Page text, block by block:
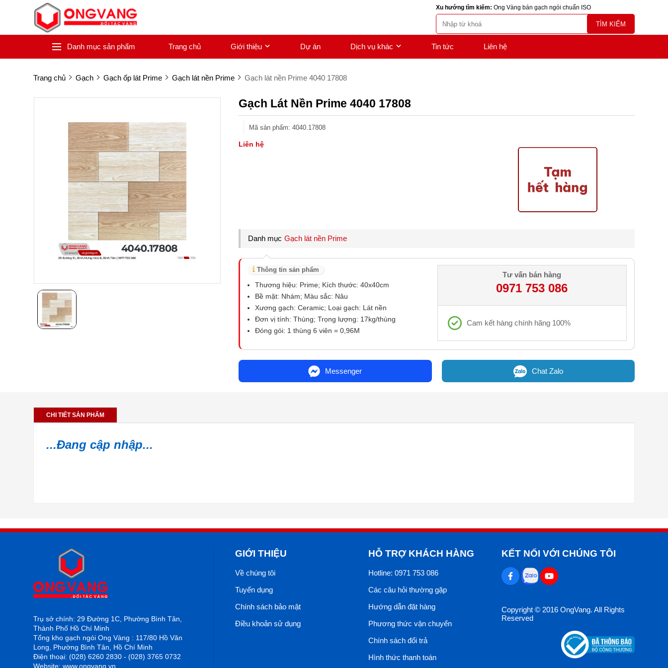
Xu hướng tìm kiếm: Ong Vàng bán gạch ngói chuẩn ISO
TÌM KIẾM
Danh mục sản phẩm Trang chủ Giới thiệu Dự án Dịch vụ khác Tin tức Liên hệ
Trang chủ Gạch Gạch ốp lát Prime Gạch lát nền Prime Gạch lát nền Prime 4040 17808
Gạch Lát Nền Prime 4040 17808
Mã sản phẩm:4040.17808
Liên hệ
Danh mục Gạch lát nền Prime
Thông tin sản phẩm
Thương hiệu: Prime; Kích thước: 40x40cm
Bề mặt: Nhám; Màu sắc: Nâu
Xương gạch: Ceramic; Loại gạch: Lát nền
Đơn vị tính: Thùng; Trọng lượng: 17kg/thùng
Đóng gói: 1 thùng 6 viên = 0,96M
Tư vấn bán hàng
0971 753 086
Cam kết hàng chính hãng 100%
Messenger Chat Zalo
CHI TIẾT SẢN PHẨM
...Đang cập nhập...
Trụ sở chính: 29 Đường 1C, Phường Bình Tân,
Thành Phố Hồ Chí Minh
Tổng kho gạch ngói Ong Vàng : 117/80 Hồ Văn
Long, Phường Bình Tân, Hồ Chí Minh
Điện thoại: (028) 6260 2830 - (028) 3765 0732
Website: www.ongvang.vn
GIỚI THIỆU
Về chúng tôi
Tuyển dụng
Chính sách bảo mật
Điều khoản sử dụng
HỖ TRỢ KHÁCH HÀNG
Hotline: 0971 753 086
Các câu hỏi thường gặp
Hướng dẫn đặt hàng
Phương thức vận chuyển
Chính sách đổi trả
Hình thức thanh toán
KẾT NỐI VỚI CHÚNG TÔI
Copyright © 2016 OngVang. All Rights
Reserved